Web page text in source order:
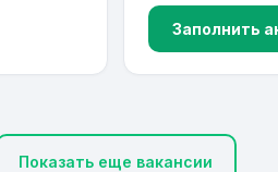
Заполнить
Показать еще вакансии